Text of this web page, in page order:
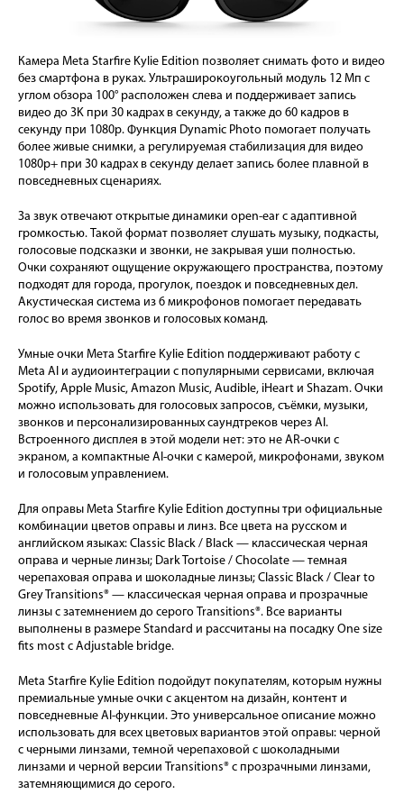
Камера Meta Starfire Kylie Edition позволяет снимать фото и видео
без смартфона в руках. Ультраширокоугольный модуль 12 Мп с
углом обзора 100° расположен слева и поддерживает запись
видео до 3K при 30 кадрах в секунду, а также до 60 кадров в
секунду при 1080p. Функция Dynamic Photo помогает получать
более живые снимки, а регулируемая стабилизация для видео
1080p+ при 30 кадрах в секунду делает запись более плавной в
повседневных сценариях.
За звук отвечают открытые динамики open-ear с адаптивной
громкостью. Такой формат позволяет слушать музыку, подкасты,
голосовые подсказки и звонки, не закрывая уши полностью.
Очки сохраняют ощущение окружающего пространства, поэтому
подходят для города, прогулок, поездок и повседневных дел.
Акустическая система из 6 микрофонов помогает передавать
голос во время звонков и голосовых команд.
Умные очки Мета Starfire Kylie Edition поддерживают работу с
Meta AI и аудиоинтеграции с популярными сервисами, включая
Spotify, Apple Music, Amazon Music, Audible, iHeart и Shazam. Очки
можно использовать для голосовых запросов, съёмки, музыки,
звонков и персонализированных саундтреков через AI.
Встроенного дисплея в этой модели нет: это не AR-очки с
экраном, а компактные AI-очки с камерой, микрофонами, звуком
и голосовым управлением.
Для оправы Meta Starfire Kylie Edition доступны три официальные
комбинации цветов оправы и линз. Все цвета на русском и
английском языках: Classic Black / Black — классическая черная
оправа и черные линзы; Dark Tortoise / Chocolate — темная
черепаховая оправа и шоколадные линзы; Classic Black / Clear to
Grey Transitions® — классическая черная оправа и прозрачные
линзы с затемнением до серого Transitions®. Все варианты
выполнены в размере Standard и рассчитаны на посадку One size
fits most с Adjustable bridge.
Meta Starfire Kylie Edition подойдут покупателям, которым нужны
премиальные умные очки с акцентом на дизайн, контент и
повседневные AI-функции. Это универсальное описание можно
использовать для всех цветовых вариантов этой оправы: черной
с черными линзами, темной черепаховой с шоколадными
линзами и черной версии Transitions® с прозрачными линзами,
затемняющимися до серого.